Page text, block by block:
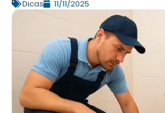
Dicas 11/11/2025